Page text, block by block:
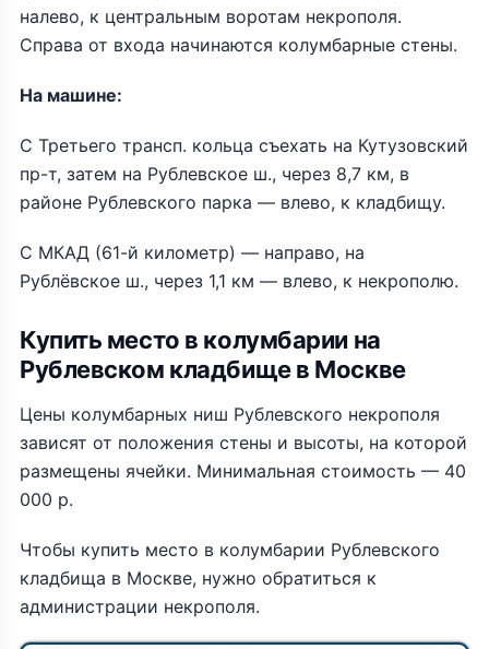
налево, к центральным воротам некрополя.
Справа от входа начинаются колумбарные стены.
На машине:
С Третьего трансп. кольца съехать на Кутузовский
пр-т, затем на Рублевское ш., через 8,7 км, в
районе Рублевского парка — влево, к кладбищу.
С МКАД (61-й километр) — направо, на
Рублёвское ш., через 1,1 км — влево, к некрополю.
Купить место в колумбарии на
Рублевском кладбище в Москве
Цены колумбарных ниш Рублевского некрополя
зависят от положения стены и высоты, на которой
размещены ячейки. Минимальная стоимость — 40
000 р.
Чтобы купить место в колумбарии Рублевского
кладбища в Москве, нужно обратиться к
администрации некрополя.